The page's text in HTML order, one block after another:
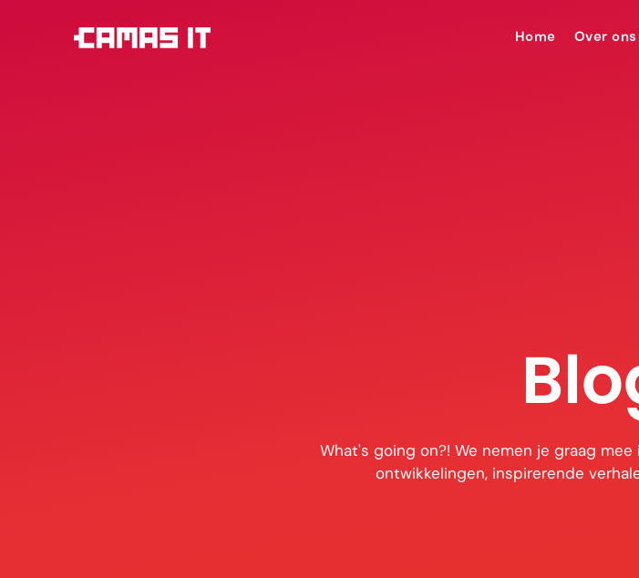
Home Over ons
What's going on?! We nemen je graag
ontwikkelingen, inspirerende